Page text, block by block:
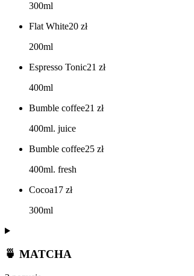
300ml
Flat White20 zł
200ml
Espresso Tonic21 zł
400ml
Bumble coffee21 zł
400ml. juice
Bumble coffee25 zł
400ml. fresh
Cocoa17 zł
300ml
🍵 MATCHA